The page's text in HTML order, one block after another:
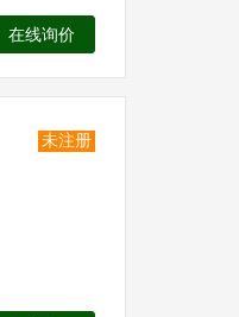
在线询价
未注册